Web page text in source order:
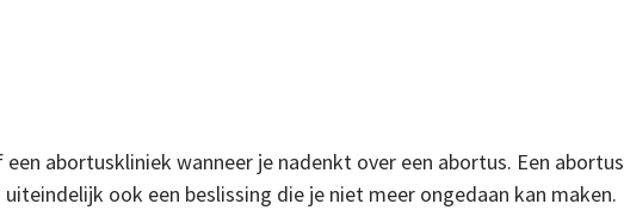
abortuskliniek wanneer je nadenkt over een abortus. Een abortus
ook een beslissing die je niet meer ongedaan kan maken.